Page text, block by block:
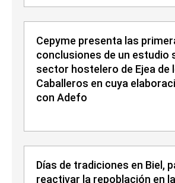
Cepyme presenta las
conclusiones de un estudio
sector hostelero de Ejea de
Caballeros en cuya
con Adefo
Días de tradiciones en Biel,
reactivar la repoblación en